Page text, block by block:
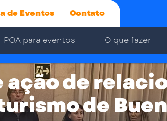
POA para eventos O que fazer
de Eventos Contato
ação de
de